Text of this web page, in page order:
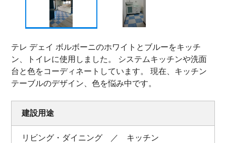
テレ デェイ ボルボーニのホワイトとブルーをキッチ
ン、トイレに使用しました。 システムキッチンや洗面
台と色をコーディネートしています。 現在、キッチン
テーブルのデザイン、色を悩み中です。
建設用途
リビング・ダイニング ／ キッチン